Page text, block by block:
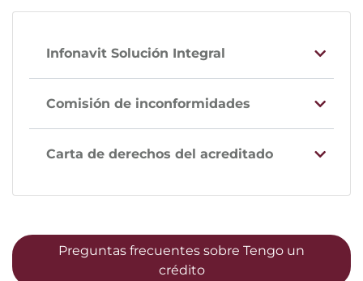
Infonavit Solución Integral
Comisión de inconformidades
Carta de derechos del acreditado
Preguntas frecuentes sobre Tengo un
crédito